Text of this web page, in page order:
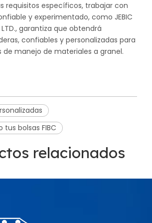
requisitos específicos, trabajar con
y experimentado, como JEBIC
LTD., garantiza que obtendrá
confiables y personalizadas para
de manejo de materiales a granel.
tus bolsas FIBC
relacionados